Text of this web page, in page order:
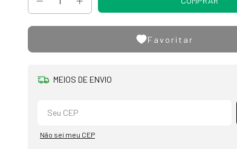
Favoritar
MEIOS DE ENVIO
Não sei meu CEP